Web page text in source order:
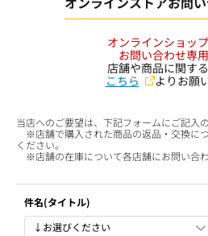
オンラインショッ
お問い合わせ専用
店舗や商品に関す
こちら
よりお願
当店へのご要望は、下記フォームにご記入
※店舗で購入された商品の返品・交換に
ください。
※店舗の在庫について各店舗にお問い合わ
件名(タイトル)